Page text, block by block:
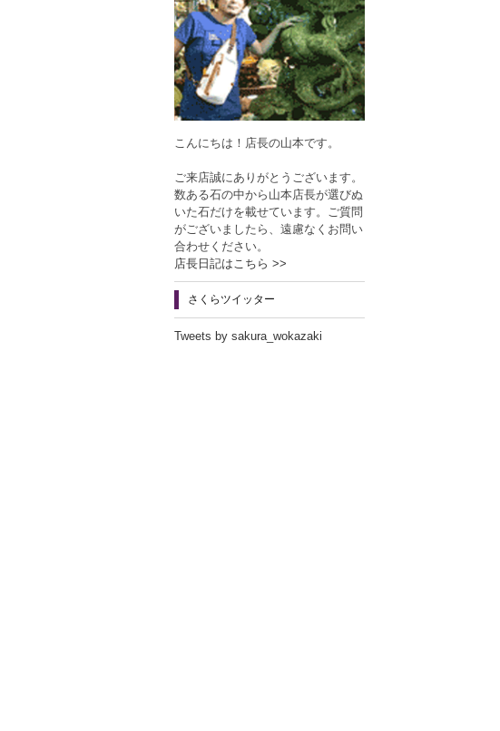
こんにちは！店長の山本です。
ご来店誠にありがとうございます。
数ある石の中から山本店長が選びぬ
いた石だけを載せています。ご質問
がございましたら、遠慮なくお問い
合わせください。
店長日記はこちら >>
さくらツイッター
Tweets by sakura_wokazaki